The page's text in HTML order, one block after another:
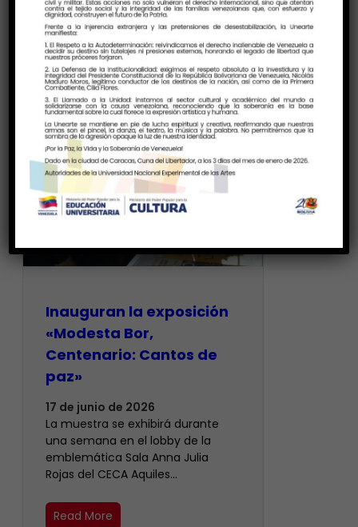
Inauguran la exposición
«Modesta Bor,
Centenario: Cantos de
paz»
17 de junio de 2026
La muestra se exhibirá durante
una semana en el lobby de la
emblemática Sala Anna Julia
Rojas del CECA Aquiles…
Read More